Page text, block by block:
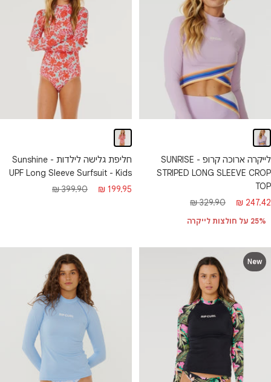
לייקרה ארוכה קרופ - SUNRISE
STRIPED LONG SLEEVE CROP
TOP
מחיר
מבצע
247.42 ₪
מחיר
רגיל
329.90 ₪
25% על חולצות לייקרה
חליפת גלישה לילדות - Sunshine
UPF Long Sleeve Surfsuit - Kids
מחיר
199.95 ₪
מחיר
399.90 ₪
New